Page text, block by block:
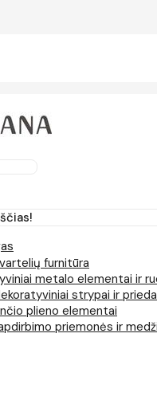
furnitūra
metalo elementai ir
strypai ir
plieno elementai
priemonės ir